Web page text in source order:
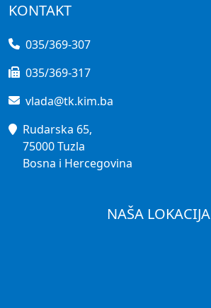
KONTAKT
035/369-307
035/369-317
vlada@tk.kim.ba
Rudarska 65,
75000 Tuzla
Bosna i Hercegovina
NAŠA LOKACIJA